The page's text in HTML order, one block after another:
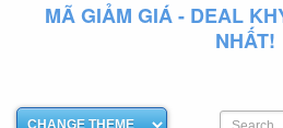
MÃ GIẢM GIÁ - DEAL
NHẤT!